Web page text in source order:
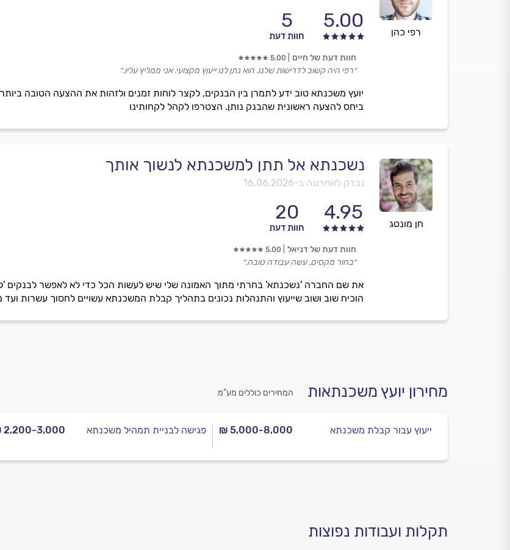
רפי כהן
5.00
5
חוות דעת
יועץ משכנתא טוב ידע לתמרן בין הבנקים, לקצר לוחות זמנים ולזהות את ההצעה הטובה
ביחס להצעה ראשונית שהבנק נותן. הצטרפו לקהל לקחותינו
חוות דעת של חיים 5.00
״רפי היה קשוב לדרישות שלנו. הוא נתן לנו ייעוץ מקצועי. אני ממליץ עליו.״
חן מונטג
נשכנתא אל תתן למשכנתא לנשוך אותך
נבדק לאחרונה ב-16.06.2026
4.95
20
חוות דעת
את שם החברה 'נשכנתא' בחרתי מתוך האמונה שלי שיש לעשות הכל כדי לא לאפשר לבנקים
הוכיח שוב ושוב שייעוץ והתנהלות נכונים בתהליך קבלת המשכנתא עשויים לחסוך עשרות
חוות דעת של דניאל 5.00
״בחור מקסים, עשה עבודה טובה.״
מחירון יועץ משכנתאות המחירים כוללים מע”מ
₪ 5,000-8,000 ייעוץ עבור קבלת משכנתא 2,200-3,000 פגישה לבניית תמהיל משכנתא
תקלות ועבודות נפוצות